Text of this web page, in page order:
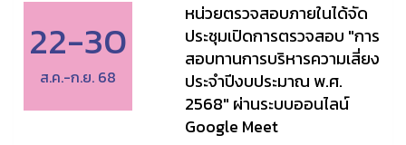
22-30
ส.ค.-ก.ย. 68
หน่วยตรวจสอบภายในได้จัด
ประชุมเปิดการตรวจสอบ "การ
สอบทานการบริหารความเสี่ยง
ประจำปีงบประมาณ พ.ศ.
2568" ผ่านระบบออนไลน์
Google Meet